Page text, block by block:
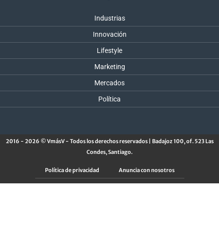
Industrias
Innovación
Lifestyle
Marketing
Mercados
Política
2016 - 2026 © VmásV - Todos los derechos reservados | Badajoz 100, of. 523 Las
Condes, Santiago.
Política de privacidad Anuncia con nosotros